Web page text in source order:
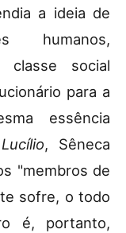
a ideia de
classe social
para a
essência
, Sêneca
"membros de
sofre, o todo
é, portanto,